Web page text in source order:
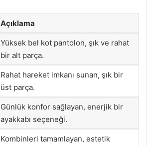
Açıklama
Yüksek bel kot pantolon, şık ve rahat
bir alt parça.
Rahat hareket imkanı sunan, şık bir
üst parça.
Günlük konfor sağlayan, enerjik bir
ayakkabı seçeneği.
Kombinleri tamamlayan, estetik